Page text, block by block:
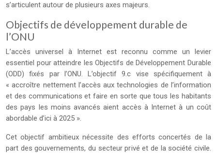
s’articulent autour de plusieurs axes majeurs.
Objectifs de développement durable de
l’ONU
L’accès universel à Internet est reconnu comme un levier
essentiel pour atteindre les Objectifs de Développement Durable
(ODD) fixés par l’ONU. L’objectif 9.c vise spécifiquement à
« accroître nettement l’accès aux technologies de l’information
et des communications et faire en sorte que tous les habitants
des pays les moins avancés aient accès à Internet à un coût
abordable d’ici à 2025 ».
Cet objectif ambitieux nécessite des efforts concertés de la
part des gouvernements, du secteur privé et de la société civile.